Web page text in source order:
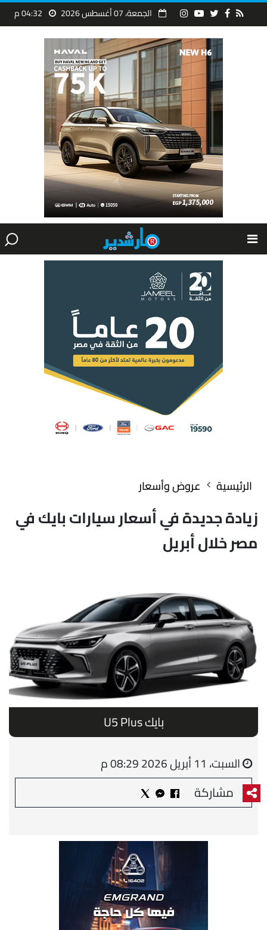
الجمعة، 07 أغسطس 2026
الرئيسية عروض وأسعار
زيادة جديدة في أسعار سيارات بايك في
مصر خلال أبريل
بايك U5 Plus
السبت، 11 أبريل 2026 08:29 م
مشاركة